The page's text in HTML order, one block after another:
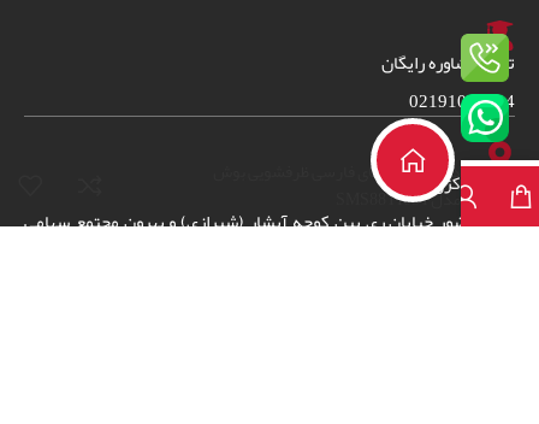
تلفن مشاوره رایگان
02191012194
دفتر مرکزی
امین حضور خیابان ری بین کوچه آبشار (شیرازی) و بهرون مجتمع سهامی
دفترچه راهنمای فارسی ظرفشویی بوش
مدلSMS88TI03T